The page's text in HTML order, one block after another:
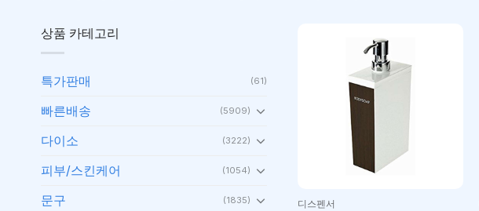
상품 카테고리
특가판매 (61)
빠른배송 (5909)
다이소 (3222)
피부/스킨케어 (1054)
문구 (1835) 디스펜서